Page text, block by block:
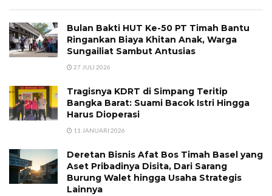
Bulan Bakti HUT Ke-50 PT Timah Bantu
Ringankan Biaya Khitan Anak, Warga
Sungailiat Sambut Antusias
27 JULI 2026
Tragisnya KDRT di Simpang Teritip
Bangka Barat: Suami Bacok Istri Hingga
Harus Dioperasi
11 JANUARI 2026
Deretan Bisnis Afat Bos Timah Basel yang
Aset Pribadinya Disita, Dari Sarang
Burung Walet hingga Usaha Strategis
Lainnya